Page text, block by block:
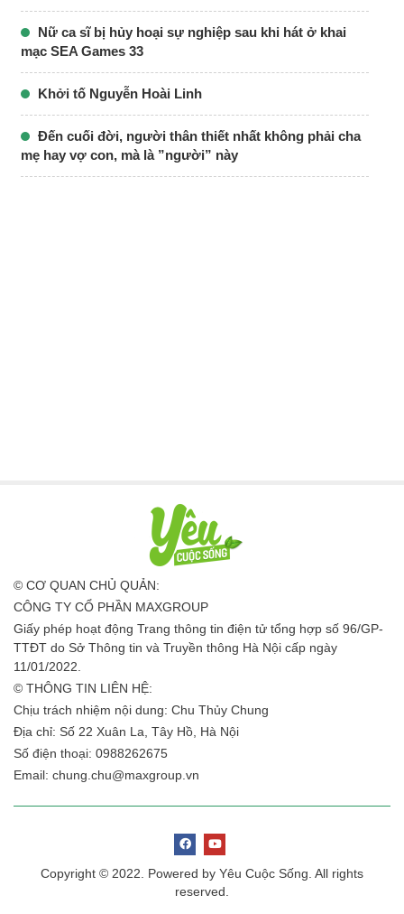
Nữ ca sĩ bị hủy hoại sự nghiệp sau khi hát ở khai
mạc SEA Games 33
Khởi tố Nguyễn Hoài Linh
Đến cuối đời, người thân thiết nhất không phải cha
mẹ hay vợ con, mà là ”người” này
© CƠ QUAN CHỦ QUẢN:
CÔNG TY CỔ PHẦN MAXGROUP
Giấy phép hoạt động Trang thông tin điện tử tổng hợp số 96/GP-
TTĐT do Sở Thông tin và Truyền thông Hà Nội cấp ngày
11/01/2022.
© THÔNG TIN LIÊN HỆ:
Chịu trách nhiệm nội dung: Chu Thủy Chung
Địa chỉ: Số 22 Xuân La, Tây Hồ, Hà Nội
Số điện thoại: 0988262675
Email: chung.chu@maxgroup.vn
Copyright © 2022. Powered by Yêu Cuộc Sống. All rights
reserved.